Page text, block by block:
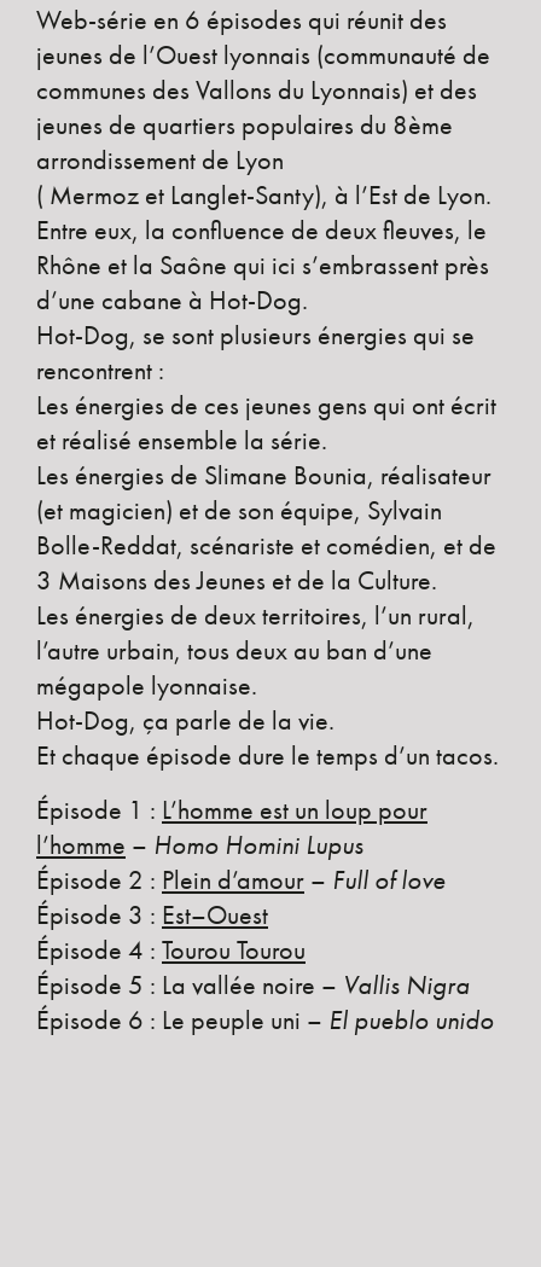
Web-série en 6 épisodes qui réunit des
jeunes de l’Ouest lyonnais (communauté de
communes des Vallons du Lyonnais) et des
jeunes de quartiers populaires du 8ème
arrondissement de Lyon
( Mermoz et Langlet-Santy), à l’Est de Lyon.
Entre eux, la confluence de deux fleuves, le
Rhône et la Saône qui ici s’embrassent près
d’une cabane à Hot-Dog.
Hot-Dog, se sont plusieurs énergies qui se
rencontrent :
Les énergies de ces jeunes gens qui ont écrit
et réalisé ensemble la série.
Les énergies de Slimane Bounia, réalisateur
(et magicien) et de son équipe, Sylvain
Bolle-Reddat, scénariste et comédien, et de
3 Maisons des Jeunes et de la Culture.
Les énergies de deux territoires, l’un rural,
l’autre urbain, tous deux au ban d’une
mégapole lyonnaise.
Hot-Dog, ça parle de la vie.
Et chaque épisode dure le temps d’un tacos.
Épisode 1 : L’homme est un loup pour
l’homme – Homo Homini Lupus
Épisode 2 : Plein d’amour – Full of love
Épisode 3 : Est–Ouest
Épisode 4 : Tourou Tourou
Épisode 5 : La vallée noire – Vallis Nigra
Épisode 6 : Le peuple uni – El pueblo unido